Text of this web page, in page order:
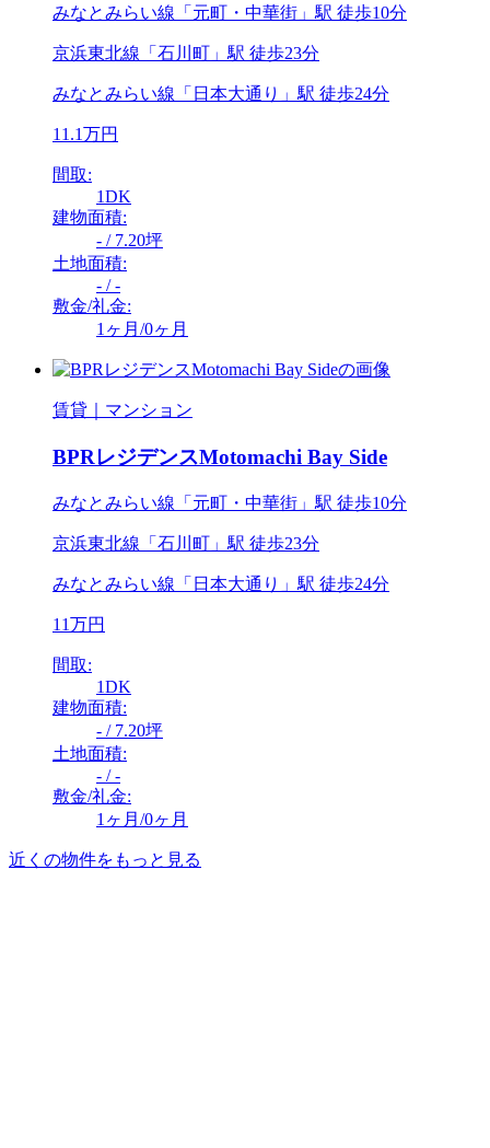
みなとみらい線「元町・中華街」駅 徒歩10分
京浜東北線「石川町」駅 徒歩23分
みなとみらい線「日本大通り」駅 徒歩24分
11.1万円
間取:
1DK
建物面積:
- / 7.20坪
土地面積:
- / -
敷金/礼金:
1ヶ月/0ヶ月
賃貸｜マンション
BPRレジデンスMotomachi Bay Side
みなとみらい線「元町・中華街」駅 徒歩10分
京浜東北線「石川町」駅 徒歩23分
みなとみらい線「日本大通り」駅 徒歩24分
11万円
間取:
1DK
建物面積:
- / 7.20坪
土地面積:
- / -
敷金/礼金:
1ヶ月/0ヶ月
近くの物件をもっと見る